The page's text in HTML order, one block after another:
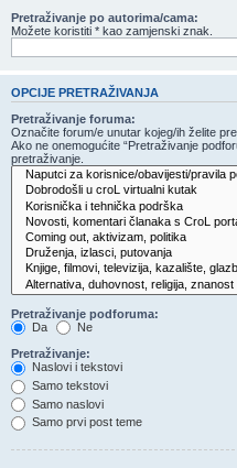
Pretraživanje po autorima/cama:
Možete koristiti * kao zamjenski znak.
OPCIJE PRETRAŽIVANJA
Pretraživanje foruma:
Označite forum/e unutar kojeg/ih želite
Ako ne onemogućite “Pretraživanje
pretraživanje.
Pretraživanje podforuma:
Da
Ne
Pretraživanje:
Naslovi i tekstovi
Samo tekstovi
Samo naslovi
Samo prvi post teme